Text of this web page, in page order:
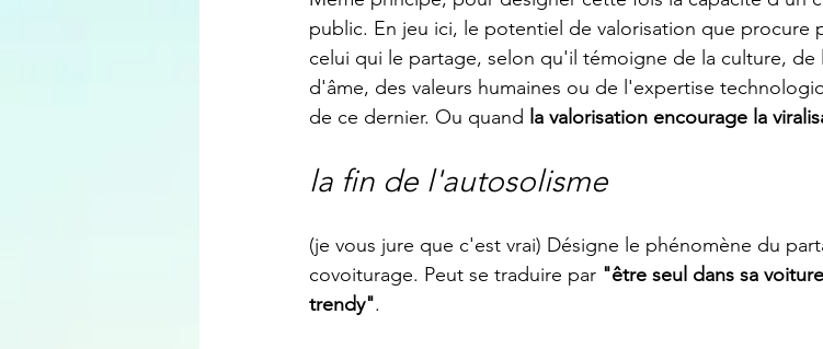
public. En jeu ici, le potentiel de valorisation que procure
celui qui le partage, selon qu'il témoigne de la culture,
d'âme, des valeurs humaines ou de l'expertise
de ce dernier. Ou quand la valorisation encourage la
la fin de l'autosolisme
(je vous jure que c'est vrai) Désigne le phénomène du
covoiturage. Peut se traduire par "être seul dans sa
trendy".